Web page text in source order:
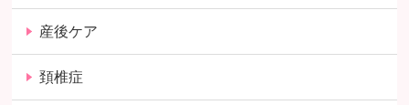
産後ケア
頚椎症